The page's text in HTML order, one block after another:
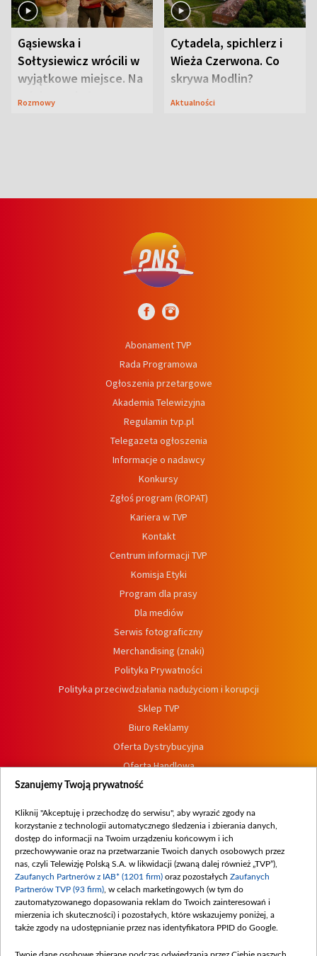
Gąsiewska i
Sołtysiewicz wrócili w
wyjątkowe miejsce. Na
szlaku czekał
Rozmowy
Cytadela, spichlerz i
Wieża Czerwona. Co
skrywa Modlin?
Aktualności
Abonament TVP
Rada Programowa
Ogłoszenia przetargowe
Akademia Telewizyjna
Regulamin tvp.pl
Telegazeta ogłoszenia
Informacje o nadawcy
Konkursy
Zgłoś program (ROPAT)
Kariera w TVP
Kontakt
Centrum informacji TVP
Komisja Etyki
Program dla prasy
Dla mediów
Serwis fotograficzny
Merchandising (znaki)
Polityka Prywatności
Polityka przeciwdziałania nadużyciom i korupcji
Sklep TVP
Biuro Reklamy
Oferta Dystrybucyjna
Oferta Handlowa
Dostępność
Procedura zgłoszeń wewnętrznych
Szanujemy Twoją prywatność
Kliknij "Akceptuję i przechodzę do serwisu", aby wyrazić zgody na
korzystanie z technologii automatycznego śledzenia i zbierania danych,
dostęp do informacji na Twoim urządzeniu końcowym i ich
przechowywanie oraz na przetwarzanie Twoich danych osobowych przez
nas, czyli Telewizję Polską S.A. w likwidacji (zwaną dalej również „TVP”),
Zaufanych Partnerów z IAB* (1201 firm) oraz pozostałych Zaufanych
Partnerów TVP (93 firm) , w celach marketingowych (w tym do
zautomatyzowanego dopasowania reklam do Twoich zainteresowań i
mierzenia ich skuteczności) i pozostałych, które wskazujemy poniżej, a
także zgody na udostępnianie przez nas identyfikatora PPID do Google.